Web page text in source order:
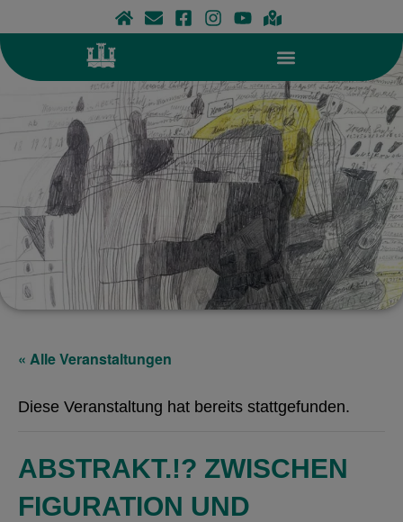
Inhalt
springen
« Alle Veranstaltungen
Diese Veranstaltung hat bereits stattgefunden.
ABSTRAKT.!? ZWISCHEN
FIGURATION UND